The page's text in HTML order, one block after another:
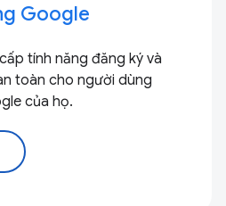
Google
tính năng đăng ký và
toàn cho người dùng
của họ.